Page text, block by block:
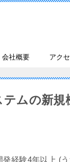
会社概要 アク
ムの新
経験4年以上 (